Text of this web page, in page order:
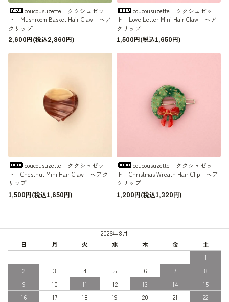
coucousuzette ククシュゼッ
ト Mushroom Basket Hair Claw ヘア
クリップ
2,600円(税込2,860円)
coucousuzette ククシュゼッ
ト Love Letter Mini Hair Claw ヘア
クリップ
1,500円(税込1,650円)
coucousuzette ククシュゼッ
ト Chestnut Mini Hair Claw ヘアク
リップ
1,500円(税込1,650円)
coucousuzette ククシュゼッ
ト Christmas Wreath Hair Clip ヘア
クリップ
1,200円(税込1,320円)
2026年8月
日
月 火 水 木 金
土
1
2
3 4 5 6 7
8
9
10 11 12 13 14
15
16
17 18 19 20 21
22